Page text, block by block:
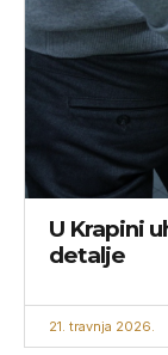
U Krapini
detalje
21. travnja 2026.